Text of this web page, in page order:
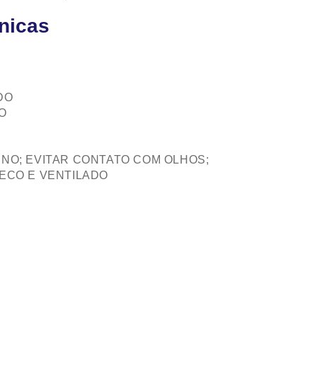
EVITAR CONTATO COM OLHOS;
E VENTILADO